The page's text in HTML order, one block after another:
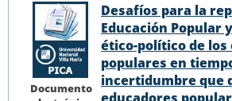
Documento
Desafíos para la
Educación Popular
ético-político de los
populares en
incertidumbre que